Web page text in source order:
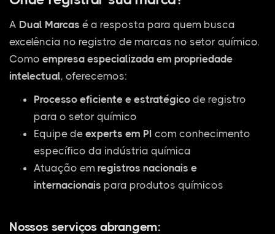
A Dual Marcas é a resposta para quem busca
excelência no registro de marcas no setor químico.
Como empresa especializada em propriedade
intelectual, oferecemos:
Processo eficiente e estratégico de registro
para o setor químico
Equipe de experts em PI com conhecimento
específico da indústria química
Atuação em registros nacionais e
internacionais para produtos químicos
Nossos serviços abrangem: